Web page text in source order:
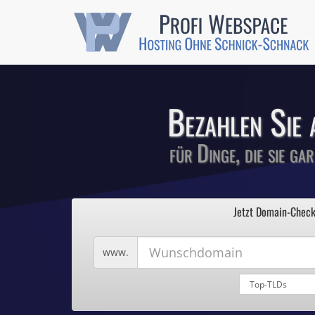
Günstige
Comodo-
Bezahlen
für Dinge, die sie
Profi
Hosting ohne
Domains für
2
3
5
Jetzt Domain-
Wunschdomain
www.